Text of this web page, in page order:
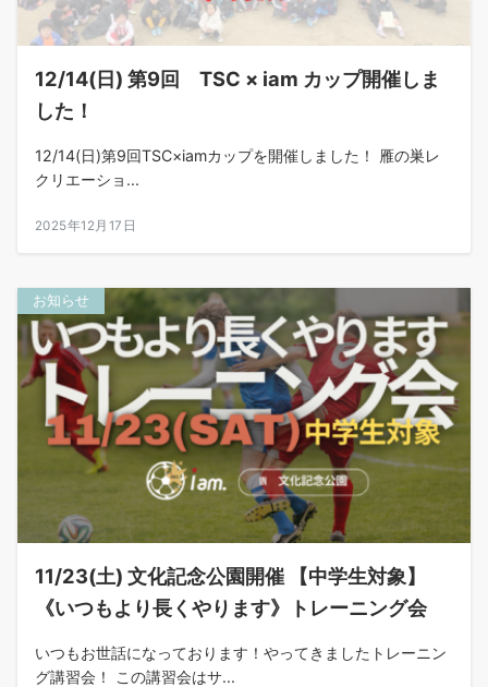
12/14(日) 第9回 TSC × iam カップ開催しま
した！
12/14(日)第9回TSC×iamカップを開催しました！ 雁の巣レ
クリエーショ...
2025年12月17日
お知らせ
11/23(土) 文化記念公園開催 【中学生対象】
《いつもより長くやります》トレーニング会
いつもお世話になっております！やってきましたトレーニン
グ講習会！ この講習会はサ...